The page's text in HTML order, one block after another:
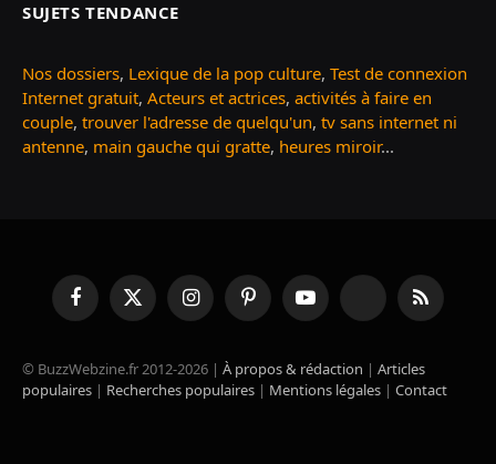
SUJETS TENDANCE
Nos dossiers, Lexique de la pop culture, Test de connexion
Internet gratuit, Acteurs et actrices, activités à faire en
couple, trouver l'adresse de quelqu'un, tv sans internet ni
antenne, main gauche qui gratte, heures miroir...
FacebookX
(Twitter)
InstagramPinterestYouTube TikTok RSS
© BuzzWebzine.fr 2012-2026 | À propos & rédaction | Articles
populaires | Recherches populaires | Mentions légales | Contact